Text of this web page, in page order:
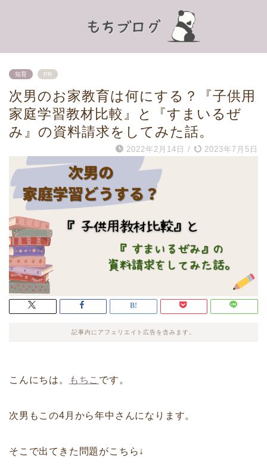
知育 PR
次男のお家教育は何にする？『子供用
家庭学習教材比較』と『すまいるぜ
み』の資料請求をしてみた話。
2022年2月14日 / 2023年7月5日
記事内にアフェリエイト広告を含みます。
こんにちは。 もちこ です。
次男もこの4月から年中さんになります。
そこで出てきた問題がこちら↓